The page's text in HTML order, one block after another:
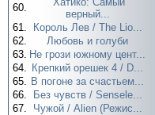
60.
верный...
61.
Король Лев / The Lio...
62.
Любовь и голуби
63. Не грози южному цент...
64. Крепкий орешек 4 / D...
65. В погоне за счастьем...
66.
Без чувств / Sensele...
67.
Чужой / Alien (Режис...